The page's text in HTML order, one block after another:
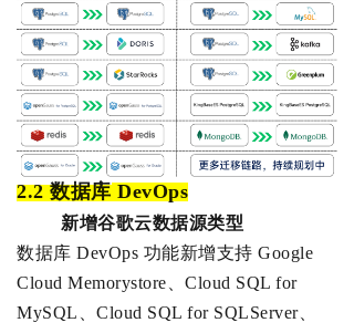
2.2 数据库DevOps
新增谷歌云数据源类型
数据库 DevOps 功能新增支持 Google
Cloud Memorystore、Cloud SQL for
MySQL、Cloud SQL for SQLServer、